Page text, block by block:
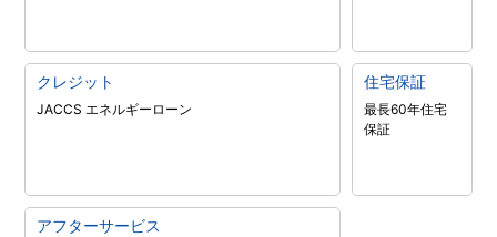
クレジット
JACCS エネルギーローン
住宅保証
最長60年住宅
保証
アフターサービス